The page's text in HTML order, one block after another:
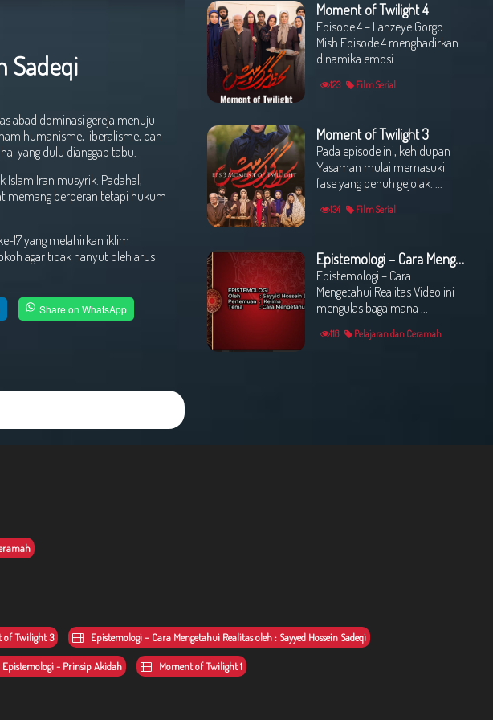
Sadeqi
abad dominasi gereja menuju
humanisme, liberalisme, dan
yang dulu dianggap tabu.
Iran musyrik. Padahal,
memang berperan tetapi hukum
17 yang melahirkan iklim
agar tidak hanyut oleh arus
Share on WhatsApp
Moment of Twilight 4
Episode 4 – Lahzeye Gorgo
Mish Episode 4 menghadirkan
dinamika emosi ...
123 Film Serial
Moment of Twilight 3
Pada episode ini, kehidupan
Yasaman mulai memasuki
fase yang penuh gejolak. ...
134 Film Serial
Epistemologi – Cara Mengetahui Realitas oleh : Sayyed Hossein Sadeqi
Epistemologi – Cara
Mengetahui Realitas Video ini
mengulas bagaimana ...
118 Pelajaran dan Ceramah
of Twilight 3 Epistemologi – Cara Mengetahui Realitas oleh : Sayyed Hossein Sadeqi
Epistemologi - Prinsip Akidah Moment of Twilight 1